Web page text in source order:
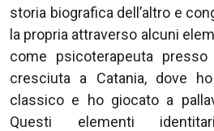
storia biografica dell’altro e
la propria attraverso alcuni
come psicoterapeuta presso
cresciuta a Catania, dove
classico e ho giocato a
Questi elementi